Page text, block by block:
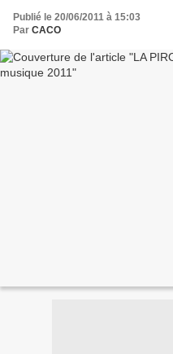
Publié le 20/06/2011 à 15:03
Par CACO